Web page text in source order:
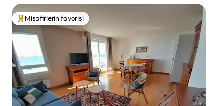
Misafirlerin favorilerinden en beğenilenler arasında
Misafirlerin favorisi